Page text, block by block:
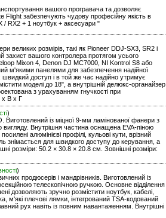
вашого програвача та дозволяє
Flight забезпечують чудову професійну якість в
/ RX2 + 1 ноутбук + аксесуари "
великих розмірів, такі як Pioneer DDJ-SX3, SR2 і
вашого контролера протягом усього
Mixon 4, Denon DJ MC7000, NI Kontrol S8 або
м'якими панелями для забезпечення надійної
швидкий доступ і в той же час надійно утримує
моделі до 18", а внутрішній делюкс-органайзер
з урахуванням гнучкості при
х В х Г
)
із міцної 9-мм ламінованої фанери з
вигляду. Внутрішня частина оснащена EVA-піною
алюмінієві профілі, кульові кути, врізний
знімається для швидкого доступу до керування, а
розміри: 50.2 × 30.8 × 20.8 см. Зовнішні розміри:
)
продюсерів і мандрівників. Виготовлений із
телескопічною ручкою. Основне відділення
дозволяють зручно розмістити ноутбук, кабелі,
м'які плечові лямки, інтегрований TSA-кодований
рух навіть із повним навантаженням. Внутрішні